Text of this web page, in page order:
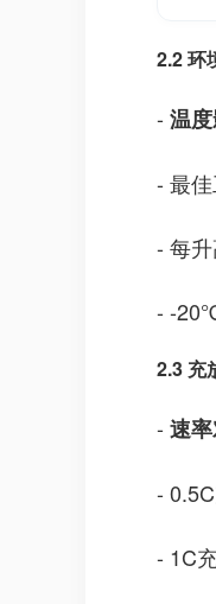
2.2 环
- 温
- 最
- 每
- -
2.3 充
- 速
-
- 1C